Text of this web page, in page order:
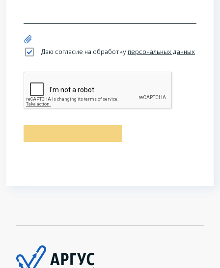
Даю согласие на обработку персональных данных